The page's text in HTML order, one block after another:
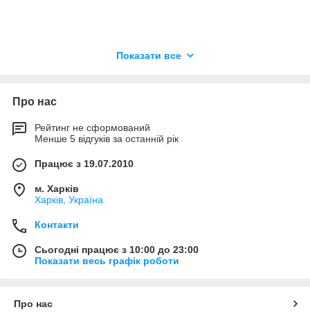
Показати все
Про нас
Рейтинг не сформований
Менше 5 відгуків за останній рік
Працює з 19.07.2010
м. Харків
Харків, Україна
Контакти
Сьогодні працює з 10:00 до 23:00
Показати весь графік роботи
Про нас